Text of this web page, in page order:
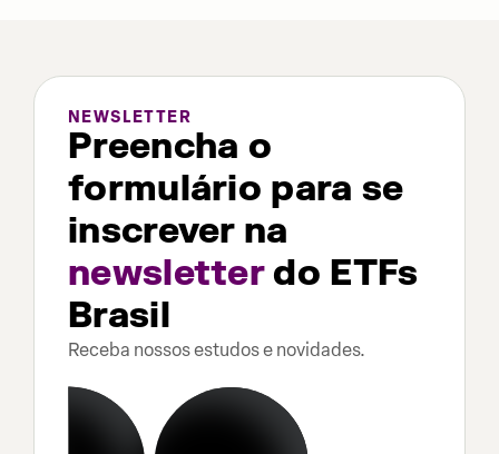
NEWSLETTER
Preencha o
formulário para se
inscrever na
newsletterdo ETFs
Brasil
Receba nossos estudos e novidades.